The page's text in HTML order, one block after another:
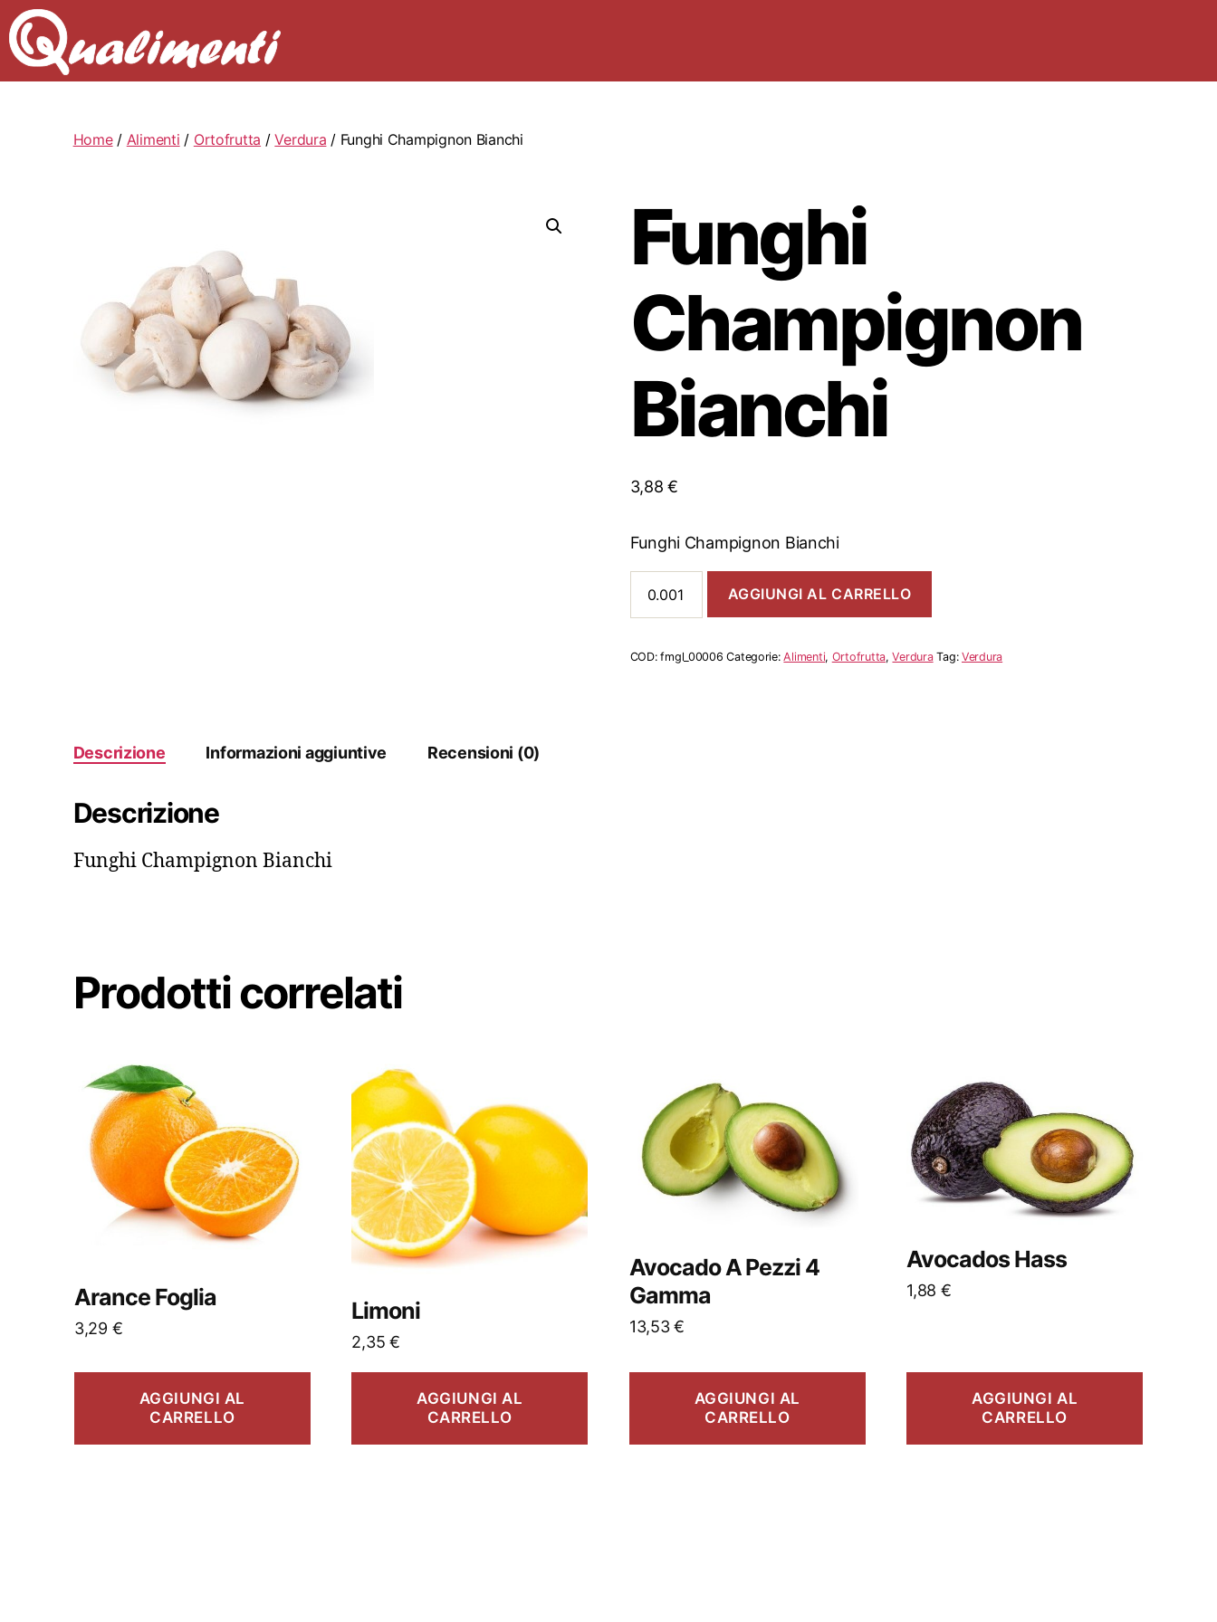
Home/ Alimenti / Ortofrutta /Verdura / Funghi Champignon Bianchi
Funghi
Champignon
Bianchi
3,88€
Funghi Champignon Bianchi
Champignon
Bianchi
AGGIUNGI AL CARRELLO
COD:fmgl_00006 Categorie:Alimenti, Ortofrutta,Verdura Tag: Verdura
Descrizione Informazioni aggiuntive Recensioni (0)
Descrizione
Funghi Champignon Bianchi
Prodotti correlati
Arance Foglia
3,29 €
AGGIUNGI AL
CARRELLO
Limoni
2,35€
AGGIUNGI AL
CARRELLO
Avocado A Pezzi 4
Gamma
13,53€
AGGIUNGI AL
CARRELLO
Avocados Hass
1,88 €
AGGIUNGI AL
CARRELLO